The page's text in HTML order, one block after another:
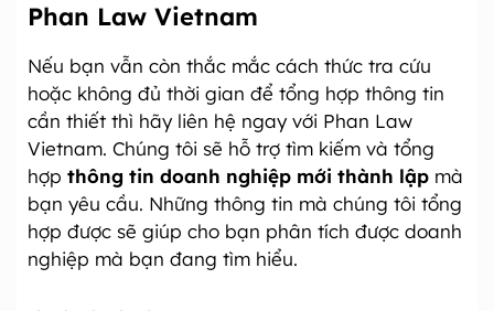
Phan Law Vietnam
Nếu bạn vẫn còn thắc mắc cách thức tra cứu
hoặc không đủ thời gian để tổng hợp thông tin
cần thiết thì hãy liên hệ ngay với Phan Law
Vietnam. Chúng tôi sẽ hỗ trợ tìm kiếm và tổng
hợp thông tin doanh nghiệp mới thành lập mà
bạn yêu cầu. Những thông tin mà chúng tôi tổng
hợp được sẽ giúp cho bạn phân tích được doanh
nghiệp mà bạn đang tìm hiểu.